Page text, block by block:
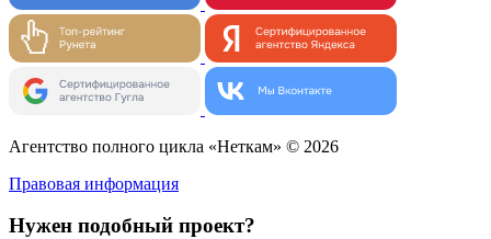
Агентство полного цикла «Неткам» © 2026
Правовая информация
Нужен подобный проект?